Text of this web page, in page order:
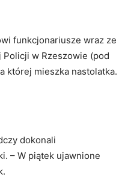
funkcjonariusze wraz ze
w Rzeszowie (pod
której mieszka nastolatka.
dokonali
– W piątek ujawnione